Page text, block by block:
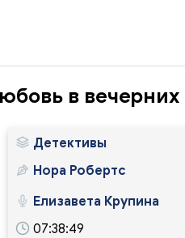
в вечерних
Детективы
Нора Робертс
Елизавета Крупина
07:38:49